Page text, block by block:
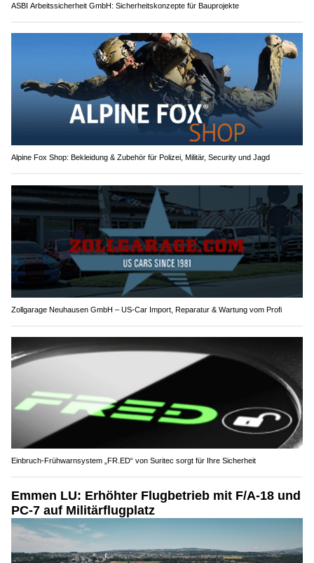
ASBI Arbeitssicherheit GmbH: Sicherheitskonzepte für Bauprojekte
Alpine Fox Shop: Bekleidung & Zubehör für Polizei, Militär, Security und Jagd
Zollgarage Neuhausen GmbH – US-Car Import, Reparatur & Wartung vom Profi
Einbruch-Frühwarnsystem „FR.ED“ von Suritec sorgt für Ihre Sicherheit
Emmen LU: Erhöhter Flugbetrieb mit F/A-18 und
PC-7 auf Militärflugplatz